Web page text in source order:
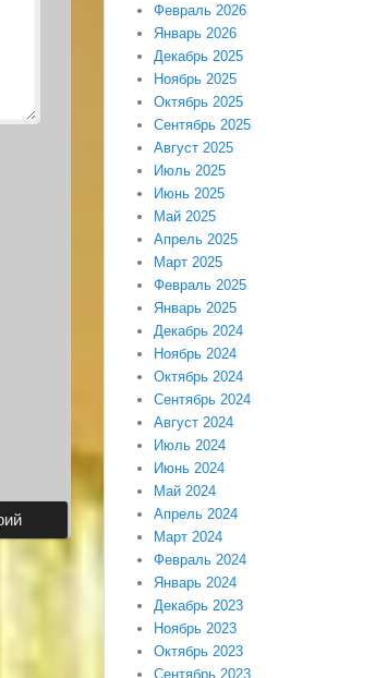
Февраль 2026
Январь 2026
Декабрь 2025
Ноябрь 2025
Октябрь 2025
Сентябрь 2025
Август 2025
Июль 2025
Июнь 2025
Май 2025
Апрель 2025
Март 2025
Февраль 2025
Январь 2025
Декабрь 2024
Ноябрь 2024
Октябрь 2024
Сентябрь 2024
Август 2024
Июль 2024
Июнь 2024
Май 2024
Апрель 2024
Март 2024
Февраль 2024
Январь 2024
Декабрь 2023
Ноябрь 2023
Октябрь 2023
Сентябрь 2023